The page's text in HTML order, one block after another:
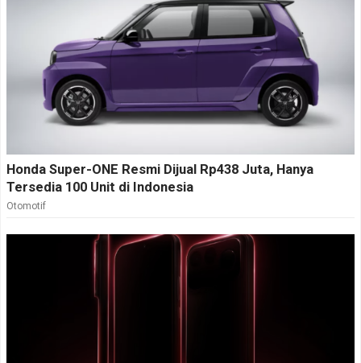
Honda Super-ONE Resmi Dijual Rp438 Juta, Hanya
Tersedia 100 Unit di Indonesia
Otomotif